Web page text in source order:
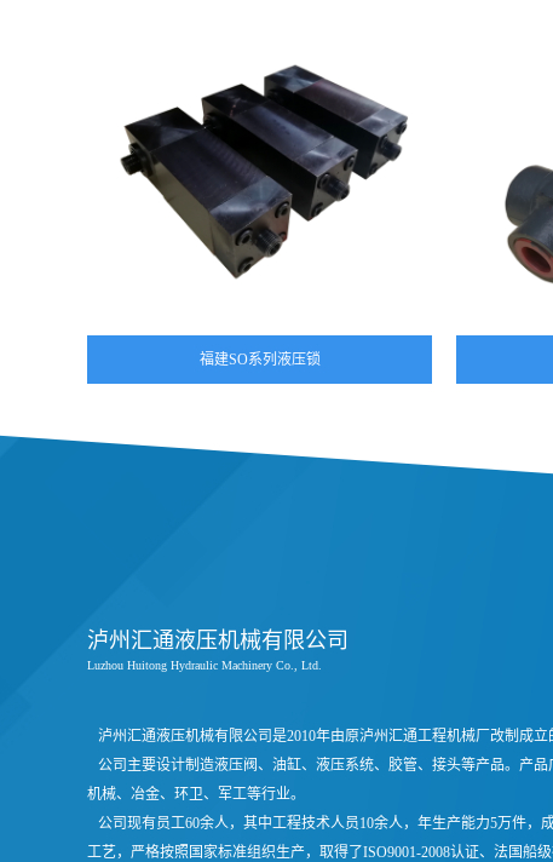
福建SO系列液压锁
泸州汇通液压机械有限公司
Luzhou Huitong Hydraulic Machinery Co., Ltd.
泸州汇通液压机械有限公司是2010年由原泸州汇通工程机械厂改制成立
公司主要设计制造液压阀、油缸、液压系统、胶管、接头等产品。产
机械、冶金、环卫、军工等行业。
公司现有员工60余人，其中工程技术人员10余人，年生产能力5万件，
工艺，严格按照国家标准组织生产，取得了ISO9001-2008认证、法国船